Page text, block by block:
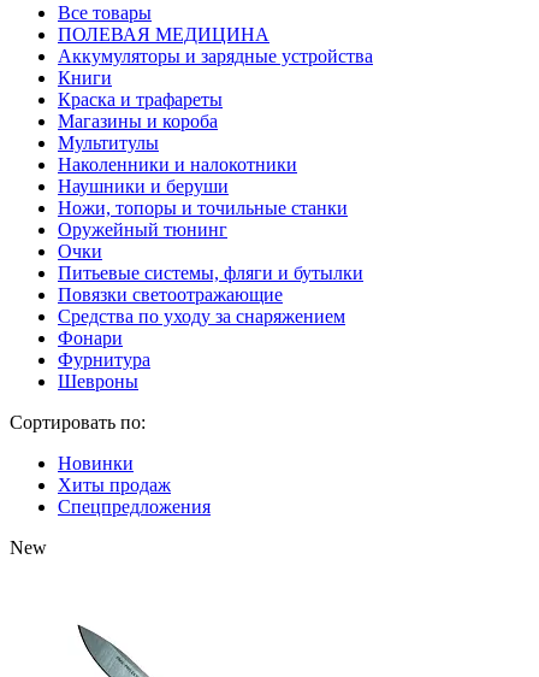
Все товары
ПОЛЕВАЯ МЕДИЦИНА
Аккумуляторы и зарядные устройства
Книги
Краска и трафареты
Магазины и короба
Мультитулы
Наколенники и налокотники
Наушники и беруши
Ножи, топоры и точильные станки
Оружейный тюнинг
Очки
Питьевые системы, фляги и бутылки
Повязки светоотражающие
Средства по уходу за снаряжением
Фонари
Фурнитура
Шевроны
Сортировать по:
Новинки
Хиты продаж
Спецпредложения
New